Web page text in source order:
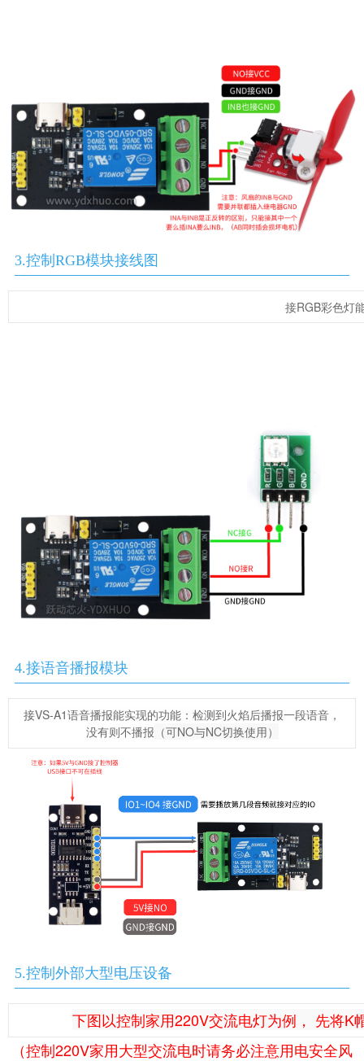
3.控制RGB模块接线图
接RGB彩色灯
4.接语音播报模块
接VS-A1语音播报能实现的功能：检测到火焰后播报一段语音，
没有则不播报 （可NO与NC切换使用）
5.控制外部大型电压设备
下图以控制家用220V交流电灯为例， 先将
（控制220V家用大型交流电时请务必注意用电安全风